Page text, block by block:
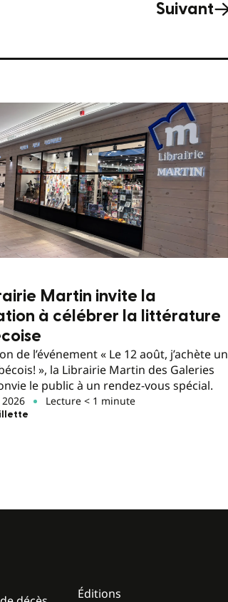
Suivant
Martin invite la
à célébrer la littérature
de l’événement « Le 12 août, j’achète un
», la Librairie Martin des Galeries
le public à un rendez-vous spécial.
Lecture < 1 minute
Éditions